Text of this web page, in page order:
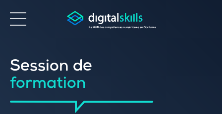
Accessibilité
Session de
formation